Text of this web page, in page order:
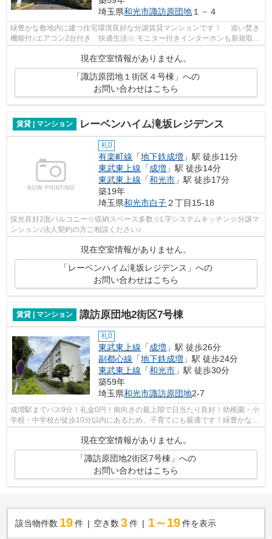
埼玉県和光市諏訪原団地 １－４
緑豊かな敷地内に建つ住宅環境良好な分譲賃貸マンションです！ 追い焚き
機能付♪エアコン2台付き 快適生活☆ モニター付きインターホンも新規取付
現在空室情報がありません。
「諏訪原団地１街区４号棟」への
お問い合わせはこちら
賃貸 | マンション レーベンハイム滝坂レジデンス
礼0
有楽町線 「地下鉄成増 」駅 徒歩11分
東武東上線 「成増 」駅 徒歩14分
東武東上線 「和光市 」駅 徒歩17分
築19年
埼玉県和光市白子２丁目15-18
採光良好2面バルコニー☆収納スペース多数☆L字システムキッチン☆分譲マ
ンション♪法人契約の方ご相談ください♪
現在空室情報がありません。
「レーベンハイム滝坂レジデンス」への
お問い合わせはこちら
賃貸 | マンション 諏訪原団地2街区7号棟
礼0
東武東上線 「成増 」駅 徒歩26分
副都心線 「地下鉄成増 」駅 徒歩24分
東武東上線 「和光市 」駅 徒歩30分
築59年
埼玉県和光市諏訪原団地2‐7
成増駅までバス9分！礼金0円！南向きの最上階で日当たり良好！幼稚園・小
学校・中学校が徒歩10分以内にあるため、子育てにも最適です！緑豊かな敷
現在空室情報がありません。
「諏訪原団地2街区7号棟」への
お問い合わせはこちら
該当物件数 19件 空き数 3 件 1～19 件を表示